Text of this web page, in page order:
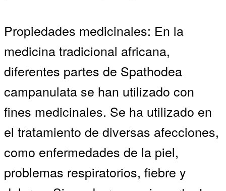
Propiedades medicinales: En la
medicina tradicional africana,
diferentes partes de Spathodea
campanulata se han utilizado con
fines medicinales. Se ha utilizado en
el tratamiento de diversas afecciones,
como enfermedades de la piel,
problemas respiratorios, fiebre y